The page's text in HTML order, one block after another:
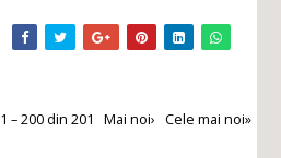
1 – 200 din 201 Mai noi› Cele mai noi»